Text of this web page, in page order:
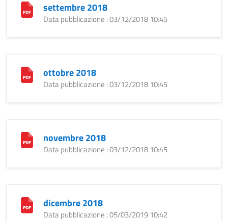
settembre 2018
Data pubblicazione : 03/12/2018 10:45
ottobre 2018
Data pubblicazione : 03/12/2018 10:45
novembre 2018
Data pubblicazione : 03/12/2018 10:45
dicembre 2018
Data pubblicazione : 05/03/2019 10:42